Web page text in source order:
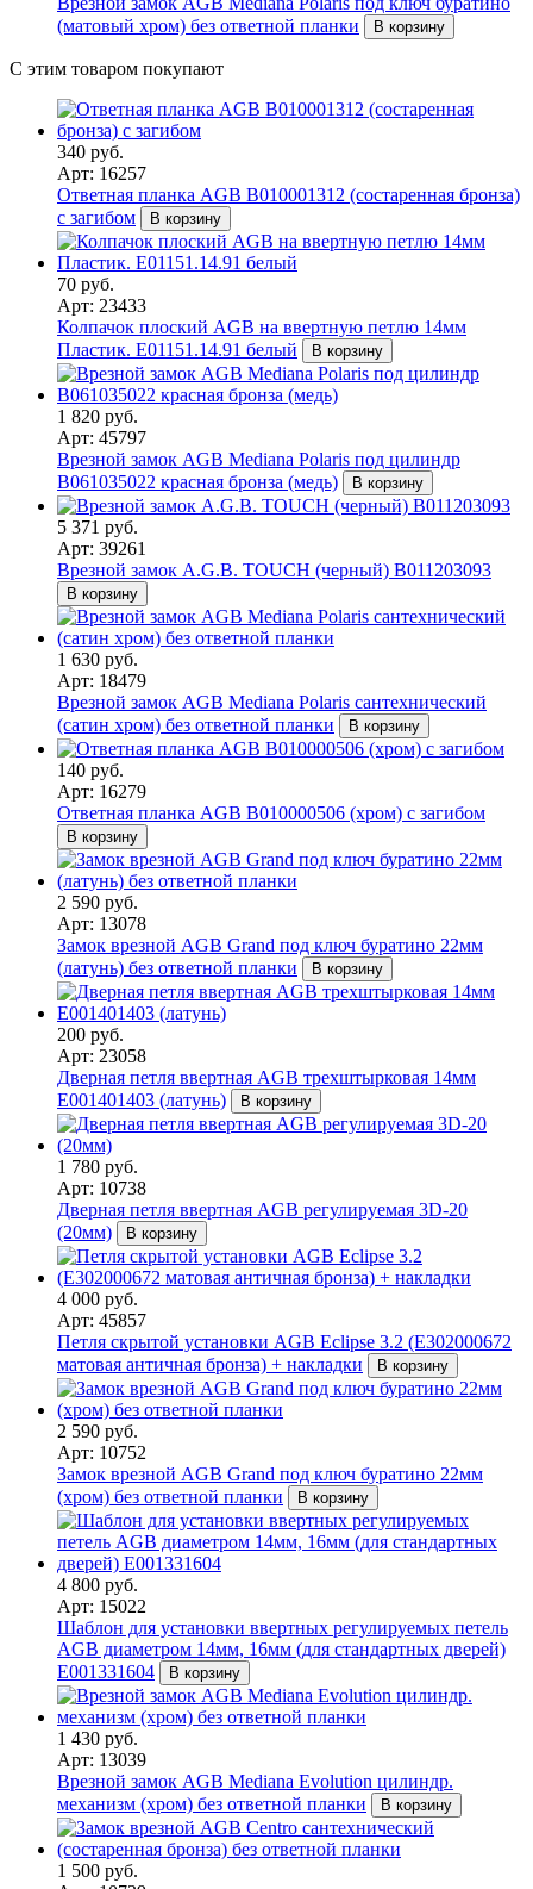
(матовый хром) без ответной планки
В корзину
С этим товаром покупают
340 руб.
Арт: 16257
Ответная планка AGB В010001312 (состаренная бронза)
с загибом
В корзину
70 руб.
Арт: 23433
Колпачок плоский AGB на ввертную петлю 14мм
Пластик. E01151.14.91 белый
В корзину
1 820 руб.
Арт: 45797
Врезной замок AGB Mediana Polaris под цилиндр
В061035022 красная бронза (медь)
В корзину
5 371 руб.
Арт: 39261
Врезной замок A.G.B. TOUCH (черный) B011203093
В корзину
1 630 руб.
Арт: 18479
Врезной замок AGB Mediana Polaris сантехнический
(сатин хром) без ответной планки
В корзину
140 руб.
Арт: 16279
Ответная планка AGB В010000506 (хром) с загибом
В корзину
2 590 руб.
Арт: 13078
Замок врезной AGB Grand под ключ буратино 22мм
(латунь) без ответной планки
В корзину
200 руб.
Арт: 23058
Дверная петля ввертная AGB трехштырковая 14мм
E001401403 (латунь)
В корзину
1 780 руб.
Арт: 10738
Дверная петля ввертная AGB регулируемая 3D-20
(20мм)
В корзину
4 000 руб.
Арт: 45857
Петля скрытой установки AGB Eclipse 3.2 (Е302000672
матовая античная бронза) + накладки
В корзину
2 590 руб.
Арт: 10752
Замок врезной AGB Grand под ключ буратино 22мм
(хром) без ответной планки
В корзину
4 800 руб.
Арт: 15022
Шаблон для установки ввертных регулируемых петель
AGB диаметром 14мм, 16мм (для стандартных дверей)
Е001331604
В корзину
1 430 руб.
Арт: 13039
Врезной замок AGB Mediana Evolution цилиндр.
механизм (хром) без ответной планки
В корзину
1 500 руб.